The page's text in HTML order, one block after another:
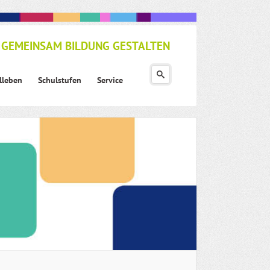
Schulstufen Service
GEMEINSAM BILDUNG GESTALTEN